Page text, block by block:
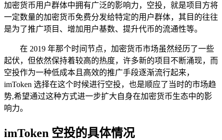
加密货币用户群体中拥有广泛的影响力，空投，就是项目方将
一定数量的加密货币免费分发给特定的用户群体，其目的往往
是为了推广项目、增加用户基数、提升代币的流通性等。
在 2019 年那个时间节点，加密货币市场虽然经历了一些
起伏，但依然保持着较高的热度，许多新的项目不断涌现，而
空投作为一种低成本且高效的推广手段逐渐流行起来，
imToken 选择在这个时候进行空投，也是顺应了当时的市场趋
势,希望通过这种方式进一步扩大自身在加密货币生态中的影
响力。
imToken 空投的具体情况